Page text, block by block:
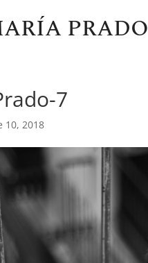
PRADO
7
10, 2018